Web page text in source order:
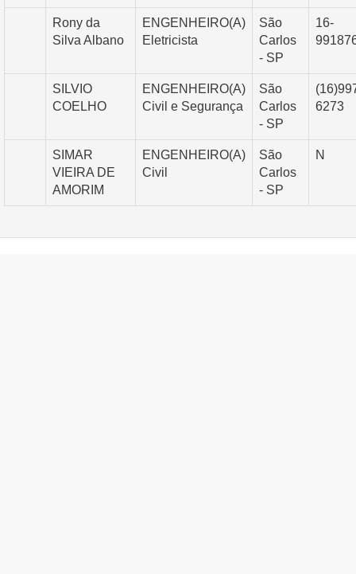
Rony da
Silva Albano
ENGENHEIRO(A)
Eletricista
São
Carlos
- SP
16-
SILVIO
COELHO
ENGENHEIRO(A)
Civil e Segurança
São
Carlos
- SP
6273
SIMAR
VIEIRA DE
AMORIM
ENGENHEIRO(A)
Civil
São
Carlos
- SP
N